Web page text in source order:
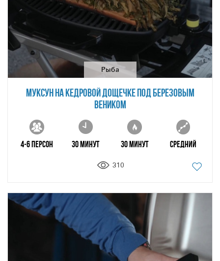
Рыба
МУКСУН НА КЕДРОВОЙ ДОЩЕЧКЕ ПОД БЕРЕЗОВЫМ
ВЕНИКОМ
4-6 персон 30 минут 30 минут Средний
310